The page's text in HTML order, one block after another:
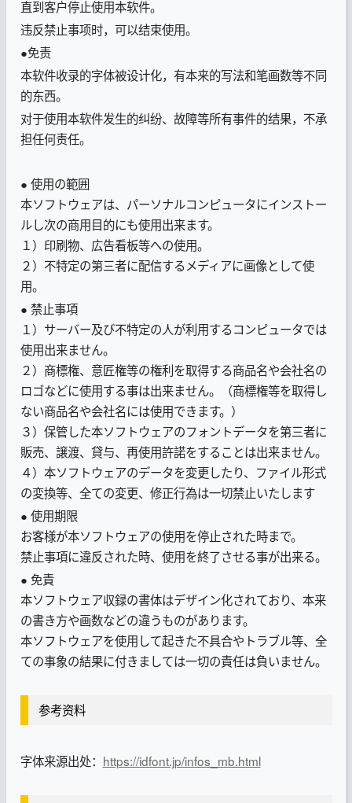
直到客户停止使用本软件。
违反禁止事项时，可以结束使用。
●免责
本软件收录的字体被设计化，有本来的写法和笔画数等不同
的东西。
对于使用本软件发生的纠纷、故障等所有事件的结果，不承
担任何责任。
● 使用の範囲
本ソフトウェアは、パーソナルコンピュータにインストー
ルし次の商用目的にも使用出来ます。
１）印刷物、広告看板等への使用。
２）不特定の第三者に配信するメディアに画像として使
用。
● 禁止事項
１）サーバー及び不特定の人が利用するコンピュータでは
使用出来ません。
２）商標権、意匠権等の権利を取得する商品名や会社名の
ロゴなどに使用する事は出来ません。（商標権等を取得し
ない商品名や会社名には使用できます。）
３）保管した本ソフトウェアのフォントデータを第三者に
販売、譲渡、貸与、再使用許諾をすることは出来ません。
４）本ソフトウェアのデータを変更したり、ファイル形式
の変換等、全ての変更、修正行為は一切禁止いたします
● 使用期限
お客様が本ソフトウェアの使用を停止された時まで。
禁止事項に違反された時、使用を終了させる事が出来る。
● 免責
本ソフトウェア収録の書体はデザイン化されており、本来
の書き方や画数などの違うものがあります。
本ソフトウェアを使用して起きた不具合やトラブル等、全
ての事象の結果に付きましては一切の責任は負いません。
参考资料
字体来源出处： https://idfont.jp/infos_mb.html